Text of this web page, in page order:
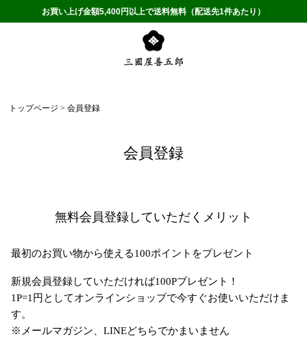
お買い上げ金額5,400円以上で送料無料（配送先1件あたり）
トップページ 会員登録
会員登録
無料会員登録していただくメリット
最初のお買い物から使える100ポイントをプレゼント
新規会員登録していただければ100Pプレゼント！
1P=1円としてオンラインショップで今すぐお使いいただけま
す。
※メールマガジン、LINEどちらでかまいません